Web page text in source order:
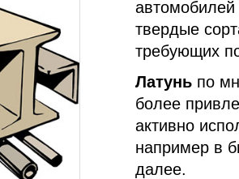
твердые
требующих
Латунь по
более
активно
например в
далее.